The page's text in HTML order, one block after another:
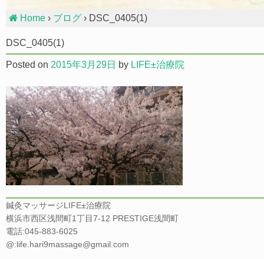
Home › ブログ › DSC_0405(1)
DSC_0405(1)
Posted on 2015年3月29日 by LIFE±治療院
鍼灸マッサージLIFE±治療院
横浜市西区浅間町1丁目7-12 PRESTIGE浅間町
電話:045-883-6025
@:life.hari9massage@gmail.com